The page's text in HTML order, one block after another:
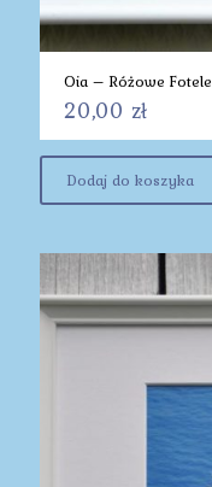
Oia – Różowe Fotele
20,00 zł
Dodaj do koszyka